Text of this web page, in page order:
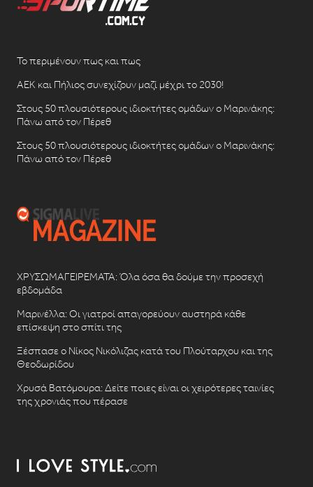
Το περιμένουν πως και πως
ΑΕΚ και Πήλιος συνεχίζουν μαζί μέχρι το 2030!
Στους 50 πλουσιότερους ιδιοκτήτες ομάδων ο Μαρινάκης:
Πάνω από τον Πέρεθ
Στους 50 πλουσιότερους ιδιοκτήτες ομάδων ο Μαρινάκης:
Πάνω από τον Πέρεθ
ΧΡΥΣΩΜΑΓΕΙΡΕΜΑΤΑ: Όλα όσα θα δούμε την προσεχή
εβδομάδα
Μαρινέλλα: Οι γιατροί απαγορεύουν αυστηρά κάθε
επίσκεψη στο σπίτι της
Ξέσπασε ο Νίκος Νικόλιζας κατά του Πλούταρχου και της
Θεοδωρίδου
Χρυσά Βατόμουρα: Δείτε ποιες είναι οι χειρότερες ταινίες
της χρονιάς που πέρασε